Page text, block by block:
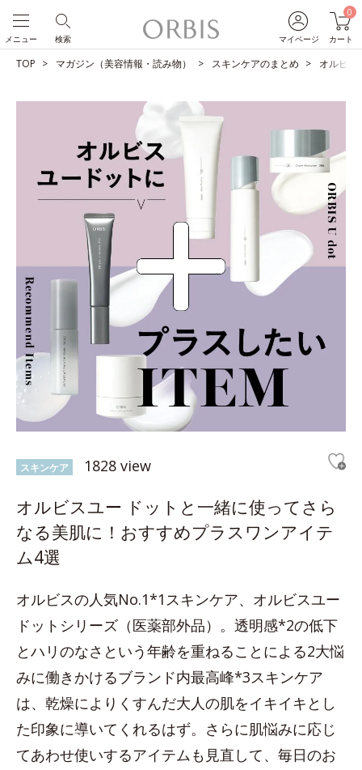
マイページ
0
カート
検索
メニュー
TOP マガジン（美容情報・読み物） スキンケアのまとめ オルビス
スキンケア 1828 view
オルビスユー ドットと一緒に使ってさら
なる美肌に！おすすめプラスワンアイテ
ム4選
オルビスの人気No.1*1スキンケア、オルビスユー
ドットシリーズ（医薬部外品）。透明感*2の低下
とハリのなさという年齢を重ねることによる2大悩
みに働きかけるブランド内最高峰*3スキンケア
は、乾燥によりくすんだ大人の肌をイキイキとし
た印象に導いてくれるはず。さらに肌悩みに応じ
てあわせ使いするアイテムも見直して、毎日のお